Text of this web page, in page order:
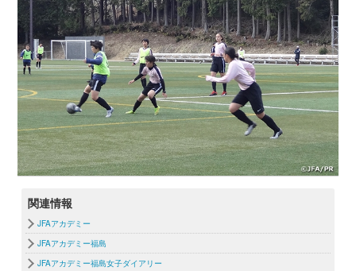
関連情報
JFAアカデミー
JFAアカデミー福島
JFAアカデミー福島女子ダイアリー